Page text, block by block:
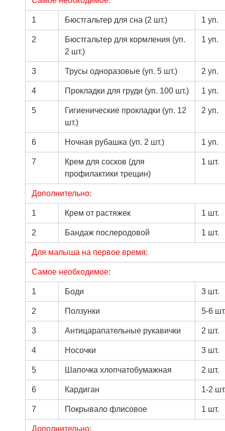
1 Бюстгальтер для сна (2 шт.) 1 уп.
2
Бюстгальтер для кормления (уп.
2 шт.)
1 уп.
3 Трусы одноразовые (уп. 5 шт.) 2 уп.
4 Прокладки для груди (уп. 100 шт.) 1 уп.
5
Гигиенические прокладки (уп. 12
шт.)
2 уп.
6 Ночная рубашка (уп. 2 шт.) 1 уп.
7
Крем для сосков (для
профилактики трещин)
1 шт.
Дополнительно:
1 Крем от растяжек 1 шт.
2 Бандаж послеродовой 1 шт.
Для малыша на первое время:
Самое необходимое:
1 Боди 3 шт.
2 Ползунки 5-6
3 Антицарапательные рукавички 2 шт.
4 Носочки 3 шт.
5 Шапочка хлопчатобумажная 2 шт.
6 Кардиган 1-2
7 Покрывало флисовое 1 шт.
Дополнительно: